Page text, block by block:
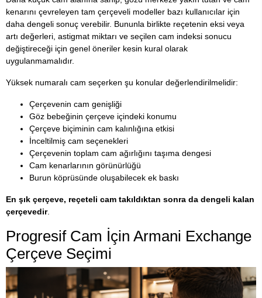
kenarını çevreleyen tam çerçeveli modeller bazı kullanıcılar için
daha dengeli sonuç verebilir. Bununla birlikte reçetenin eksi veya
artı değerleri, astigmat miktarı ve seçilen cam indeksi sonucu
değiştireceği için genel öneriler kesin kural olarak
uygulanmamalıdır.
Yüksek numaralı cam seçerken şu konular değerlendirilmelidir:
Çerçevenin cam genişliği
Göz bebeğinin çerçeve içindeki konumu
Çerçeve biçiminin cam kalınlığına etkisi
İnceltilmiş cam seçenekleri
Çerçevenin toplam cam ağırlığını taşıma dengesi
Cam kenarlarının görünürlüğü
Burun köprüsünde oluşabilecek ek baskı
En şık çerçeve, reçeteli cam takıldıktan sonra da dengeli kalan
çerçevedir.
Progresif Cam İçin Armani Exchange
Çerçeve Seçimi